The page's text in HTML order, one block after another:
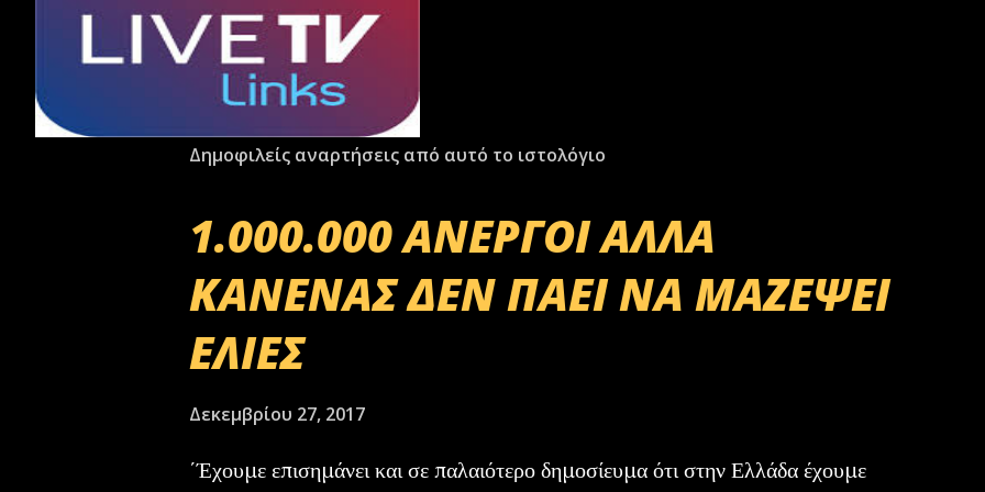
Δημοφιλείς αναρτήσεις από αυτό το ιστολόγιο
1.000.000 ΑΝΕΡΓΟΙ ΑΛΛΑ
ΚΑΝΕΝΑΣ ΔΕΝ ΠΑΕΙ ΝΑ ΜΑΖΕΨΕΙ
ΕΛΙΕΣ
Δεκεμβρίου 27, 2017
΄Έχουμε επισημάνει και σε παλαιότερο δημοσίευμα ότι στην Ελλάδα έχουμε